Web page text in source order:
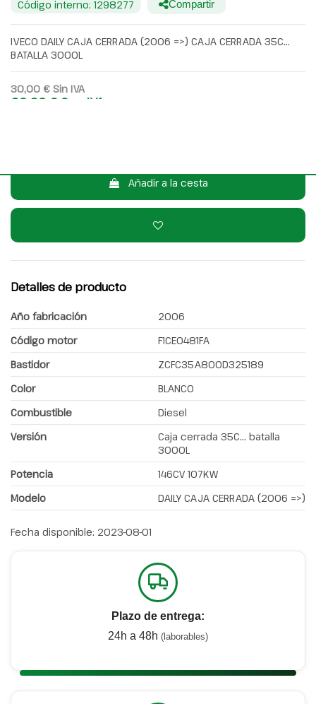
Código interno: 1298277 Compartir
IVECO DAILY CAJA CERRADA (2006 =>) CAJA CERRADA 35C...
BATALLA 3000L
30,00 € Sin IVA
36,30 € Con IVA
Añadir a la cesta
Detalles de producto
Año fabricación
2006
Código motor
F1CE0481FA
Bastidor
ZCFC35A800D325189
Color
BLANCO
Combustible
Diesel
Versión
Caja cerrada 35C... batalla
3000L
Potencia
146CV 107KW
Modelo
DAILY CAJA CERRADA (2006 =>)
Fecha disponible: 2023-08-01
Plazo de entrega:
24h a 48h (laborables)